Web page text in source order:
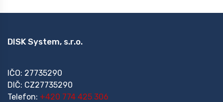
DISK System, s.r.o.
IČO: 27735290
DIČ: CZ27735290
Telefon: +420 774 425 306